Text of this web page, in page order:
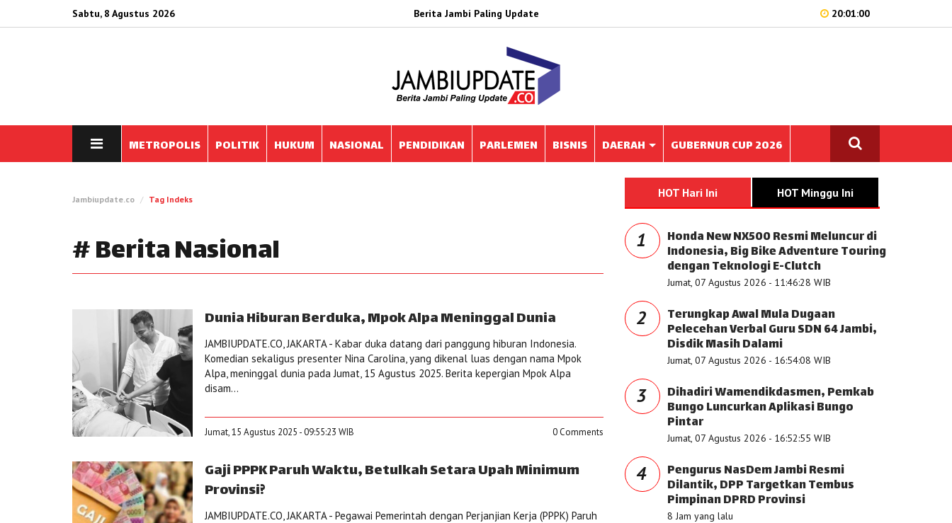
Sabtu, 8 Agustus 2026 Berita Jambi Paling Update 20:01:00
METROPOLIS POLITIK HUKUM NASIONAL PENDIDIKAN PARLEMEN BISNIS DAERAH GUBERNUR CUP 2026
Jambiupdate.co Tag Indeks
# Berita Nasional
Dunia Hiburan Berduka, Mpok Alpa Meninggal Dunia
JAMBIUPDATE.CO, JAKARTA - Kabar duka datang dari panggung hiburan Indonesia.
Komedian sekaligus presenter Nina Carolina, yang dikenal luas dengan nama Mpok
Alpa, meninggal dunia pada Jumat, 15 Agustus 2025. Berita kepergian Mpok Alpa
disam...
Jumat, 15 Agustus 2025 - 09:55:23 WIB 0 Comments
Gaji PPPK Paruh Waktu, Betulkah Setara Upah Minimum
Provinsi?
JAMBIUPDATE.CO, JAKARTA - Pegawai Pemerintah dengan Perjanjian Kerja (PPPK) Paruh
HOT Hari Ini HOT Minggu Ini
1 Honda New NX500 Resmi Meluncur di
Indonesia, Big Bike Adventure Touring
dengan Teknologi E-Clutch
Jumat, 07 Agustus 2026 - 11:46:28 WIB
2 Terungkap Awal Mula Dugaan
Pelecehan Verbal Guru SDN 64 Jambi,
Disdik Masih Dalami
Jumat, 07 Agustus 2026 - 16:54:08 WIB
3 Dihadiri Wamendikdasmen, Pemkab
Bungo Luncurkan Aplikasi Bungo
Pintar
Jumat, 07 Agustus 2026 - 16:52:55 WIB
4 Pengurus NasDem Jambi Resmi
Dilantik, DPP Targetkan Tembus
Pimpinan DPRD Provinsi
8 Jam yang lalu